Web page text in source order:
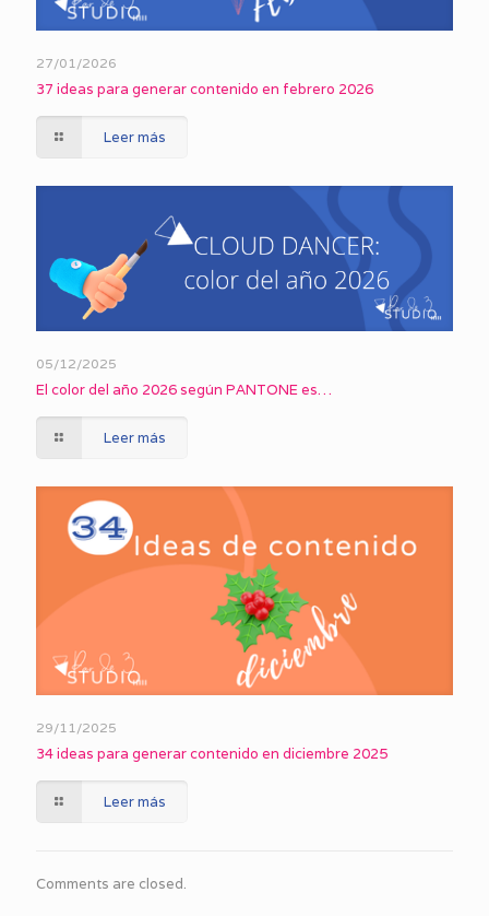
27/01/2026
37 ideas para generar contenido en febrero 2026
Leer más
05/12/2025
El color del año 2026 según PANTONE es…
Leer más
29/11/2025
34 ideas para generar contenido en diciembre 2025
Leer más
Comments are closed.